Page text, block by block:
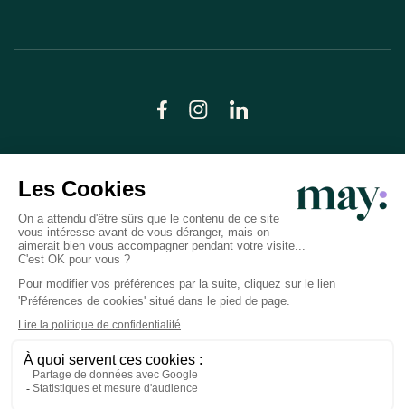
© LN CARE 2026
Politique de confidentialité
Conditions générales d’utilisation
Plan du site
Crédits photos